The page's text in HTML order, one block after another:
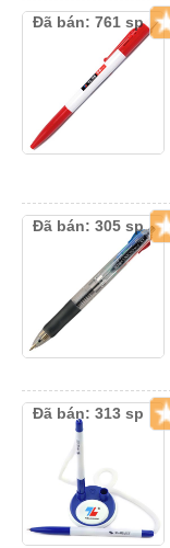
Đã bán: 761 sp
Đã bán: 305 sp
Đã bán: 313 sp